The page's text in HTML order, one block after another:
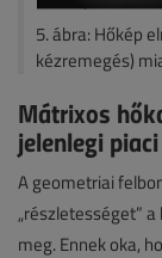
5. ábra: Hőkép
kézremegés)
Mátrixos
jelenlegi
A geometriai
„részletességet”
meg. Ennek oka,